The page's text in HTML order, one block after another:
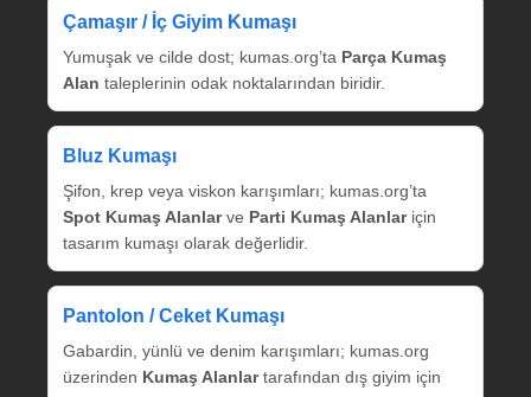
Çamaşır / İç Giyim Kumaşı
Yumuşak ve cilde dost; kumas.org’ta Parça Kumaş
Alan taleplerinin odak noktalarından biridir.
Bluz Kumaşı
Şifon, krep veya viskon karışımları; kumas.org’ta
Spot Kumaş Alanlarve Parti Kumaş Alanlariçin
tasarım kumaşı olarak değerlidir.
Pantolon / Ceket Kumaşı
Gabardin, yünlü ve denim karışımları; kumas.org
üzerinden Kumaş Alanlartarafından dış giyim için